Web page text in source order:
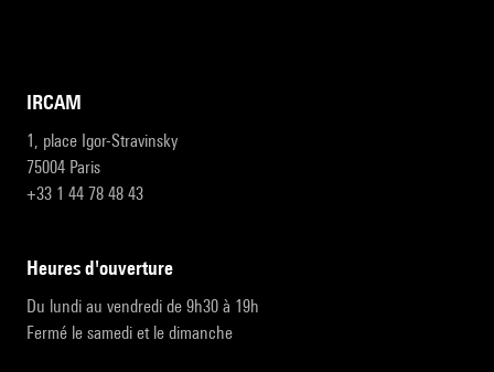
IRCAM
1, place Igor-Stravinsky
75004 Paris
+33 1 44 78 48 43
heures d'ouverture
Du lundi au vendredi de 9h30 à 19h
Fermé le samedi et le dimanche